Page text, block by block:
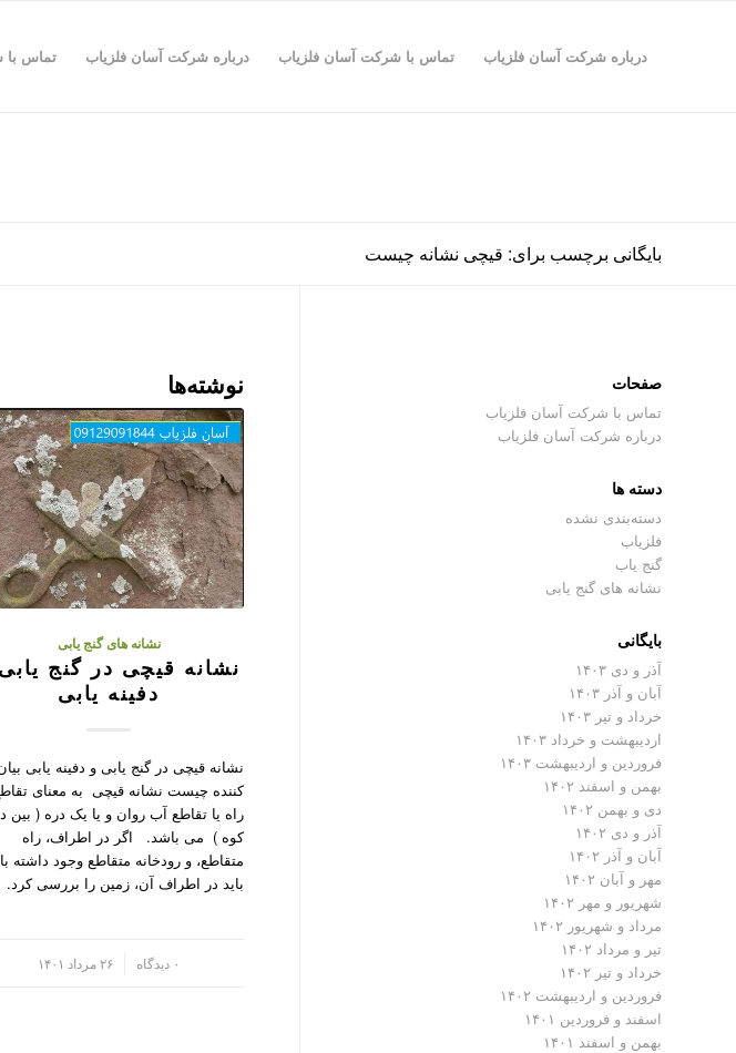
درباره شرکت آسان فلزیاب تماس با شرکت آسان فلزیاب درباره شرکت آسان فلزیاب تماس با
بایگانی برچسب برای: قیچی نشانه چیست
نوشته‌ها
نشانه های گنج یابی
نشانه قیچی در گنج
دفینه یابی
نشانه قیچی در گنج یابی و دفینه یابی
کننده چیست نشانه قیچی به معنای
راه یا تقاطع آب روان و یا یک دره ( بین
کوه ) می باشد. اگر در اطراف، راه
متقاطع، و رودخانه متقاطع وجود داشته
باید در اطراف آن، زمین را بررسی
۰ دیدگاه ۲۶ مرداد ۱۴۰۱
صفحات
تماس با شرکت آسان فلزیاب
درباره شرکت آسان فلزیاب
دسته ها
دسته‌بندی نشده
فلزیاب
گنج یاب
نشانه های گنج یابی
بایگانی
آذر و دی ۱۴۰۳
آبان و آذر ۱۴۰۳
خرداد و تیر ۱۴۰۳
اردیبهشت و خرداد ۱۴۰۳
فروردین و اردیبهشت ۱۴۰۳
بهمن و اسفند ۱۴۰۲
دی و بهمن ۱۴۰۲
آذر و دی ۱۴۰۲
آبان و آذر ۱۴۰۲
مهر و آبان ۱۴۰۲
شهریور و مهر ۱۴۰۲
مرداد و شهریور ۱۴۰۲
تیر و مرداد ۱۴۰۲
خرداد و تیر ۱۴۰۲
فروردین و اردیبهشت ۱۴۰۲
اسفند و فروردین ۱۴۰۱
بهمن و اسفند ۱۴۰۱